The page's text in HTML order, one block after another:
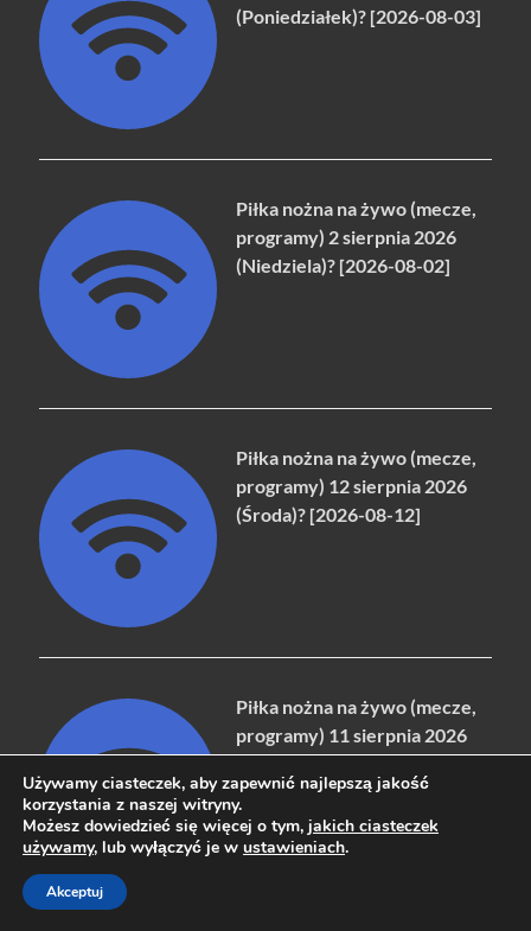
(Poniedziałek)? [2026-08-03]
Piłka nożna na żywo (mecze,
programy) 2 sierpnia 2026
(Niedziela)? [2026-08-02]
Piłka nożna na żywo (mecze,
programy) 12 sierpnia 2026
(Środa)? [2026-08-12]
Piłka nożna na żywo (mecze,
programy) 11 sierpnia 2026
(Wtorek)? [2026-08-11]
Używamy ciasteczek, aby zapewnić najlepszą jakość
korzystania z naszej witryny.
Możesz dowiedzieć się więcej o tym, jakich ciasteczek
używamy, lub wyłączyć je w ustawieniach.
Akceptuj